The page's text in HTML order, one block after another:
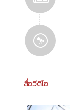
สื่อวีดีโอ